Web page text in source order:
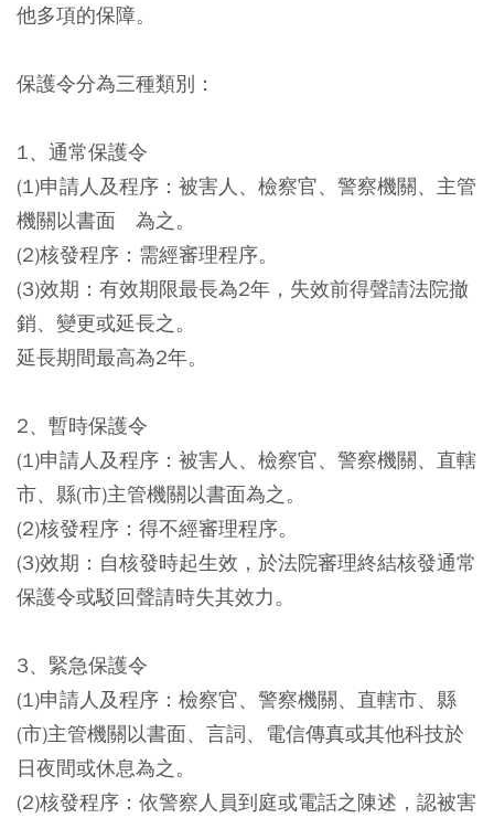
他多項的保障。
保護令分為三種類別：
1、通常保護令
(1)申請人及程序：被害人、檢察官、警察機關、主管
機關以書面 為之。
(2)核發程序：需經審理程序。
(3)效期：有效期限最長為2年，失效前得聲請法院撤
銷、變更或延長之。
延長期間最高為2年。
2、暫時保護令
(1)申請人及程序：被害人、檢察官、警察機關、直轄
市、縣(市)主管機關以書面為之。
(2)核發程序：得不經審理程序。
(3)效期：自核發時起生效，於法院審理終結核發通常
保護令或駁回聲請時失其效力。
3、緊急保護令
(1)申請人及程序：檢察官、警察機關、直轄市、縣
(市)主管機關以書面、言詞、電信傳真或其他科技於
日夜間或休息為之。
(2)核發程序：依警察人員到庭或電話之陳述，認被害